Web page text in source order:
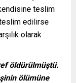
teslim
edilirse
olarak
öldürülmüştü.
ölümüne